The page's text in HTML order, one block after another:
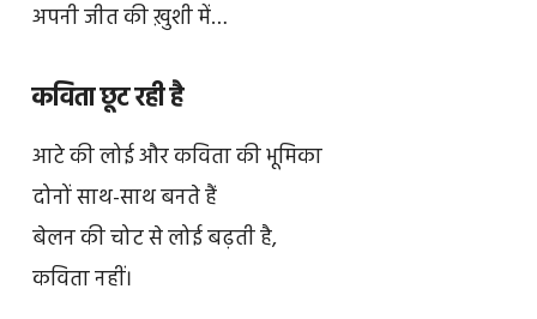
अपनी जीत की ख़ुशी में…
कविता छूट रही है
आटे की लोई और कविता की भूमिका
दोनों साथ-साथ बनते हैं
बेलन की चोट से लोई बढ़ती है,
कविता नहीं।